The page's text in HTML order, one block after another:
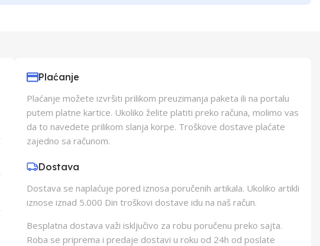
Plaćanje
Plaćanje možete izvršiti prilikom preuzimanja paketa ili na portalu
putem platne kartice. Ukoliko želite platiti preko računa, molimo vas
da to navedete prilikom slanja korpe. Troškove dostave plaćate
zajedno sa računom.
Dostava
Dostava se naplaćuje pored iznosa poručenih artikala. Ukoliko artikli
iznose iznad 5.000 Din troškovi dostave idu na naš račun.
Besplatna dostava važi isključivo za robu poručenu preko sajta.
Roba se priprema i predaje dostavi u roku od 24h od poslate